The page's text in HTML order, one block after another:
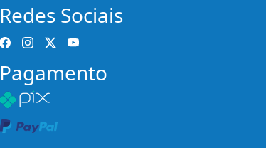
Redes Sociais
Pagamento